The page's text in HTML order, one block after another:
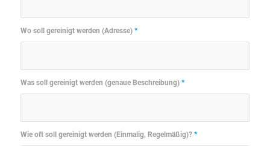
Wo soll gereinigt werden (Adresse) *
Was soll gereinigt werden (genaue Beschreibung) *
Wie oft soll gereinigt werden (Einmalig, Regelmäßig)? *